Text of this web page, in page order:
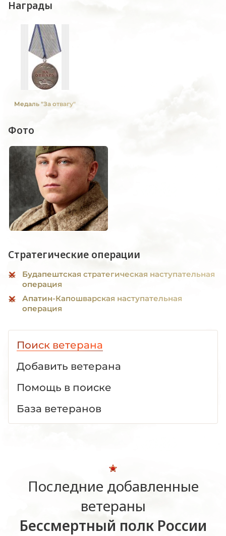
Награды
Медаль "За отвагу"
Фото
Стратегические операции
Будапештская стратегическая наступательная
операция
Апатин-Капошварская наступательная
операция
Поиск ветерана
Добавить ветерана
Помощь в поиске
База ветеранов
Последние добавленные
ветераны
Бессмертный полк России